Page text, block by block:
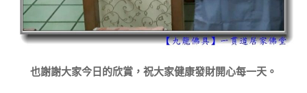
也謝謝大家今日的欣賞，祝大家健康發財開心每一天。